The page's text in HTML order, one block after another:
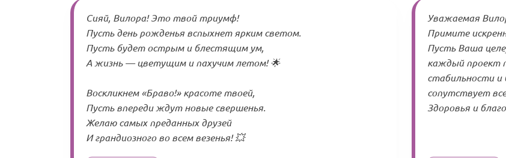
Сияй, Вилора! Это твой триумф!
Пусть день рожденья вспыхнет ярким светом.
Пусть будет острым и блестящим ум,
А жизнь — цветущим и пахучим летом! 🌟
Воскликнем «Браво!» красоте твоей,
Пусть впереди ждут новые свершенья.
Желаю самых преданных друзей
И грандиозного во всем везенья! 💥
Уважаемая
Примите
Пусть Ваша
каждый проект
стабильности и
сопутствует
Здоровья и